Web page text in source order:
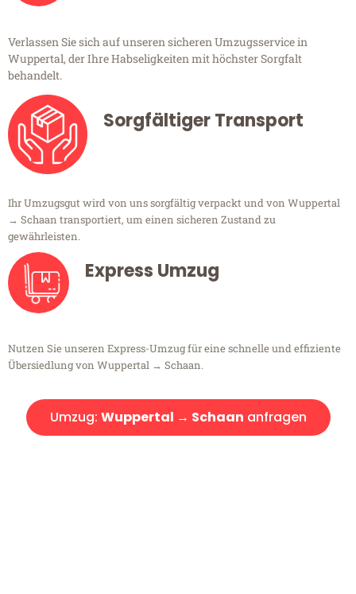
Verlassen Sie sich auf unseren sicheren Umzugsservice in
Wuppertal, der Ihre Habseligkeiten mit höchster Sorgfalt
behandelt.
Sorgfältiger Transport
Ihr Umzugsgut wird von uns sorgfältig verpackt und von Wuppertal
→ Schaan transportiert, um einen sicheren Zustand zu
gewährleisten.
Express Umzug
Nutzen Sie unseren Express-Umzug für eine schnelle und effiziente
Übersiedlung von Wuppertal → Schaan.
Umzug: Wuppertal → Schaan anfragen